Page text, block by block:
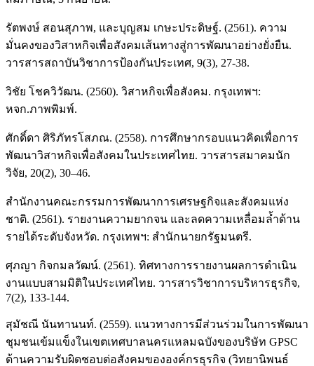
รัตพงษ์ สอนสุภาพ, และบุญสม เกษะประดิษฐ์. (2561). ความ
มั่นคงของวิสาหกิจเพื่อสังคมเส้นทางสู่การพัฒนาอย่างยั่งยืน.
วารสารสถาบันวิชาการป้องกันประเทศ, 9(3), 27-38.
วิชัย โชควิวัฒน. (2560). วิสาหกิจเพื่อสังคม. กรุงเทพฯ:
หจก.ภาพพิมพ์.
ศักดิ์ดา ศิริภัทรโสภณ. (2558). การศึกษากรอบแนวคิดเพื่อการ
พัฒนาวิสาหกิจเพื่อสังคมในประเทศไทย. วารสารสมาคมนัก
วิจัย, 20(2), 30–46.
สำนักงานคณะกรรมการพัฒนาการเศรษฐกิจและสังคมแห่ง
ชาติ. (2561). รายงานความยากจน และลดความเหลื่อมล้ำด้าน
รายได้ระดับจังหวัด. กรุงเทพฯ: สำนักนายกรัฐมนตรี.
ศุภญา กิจกมลวัฒน์. (2561). ทิศทางการรายงานผลการดำเนิน
งานแบบสามมิติในประเทศไทย. วารสารวิชาการบริหารธุรกิจ,
7(2), 133-144.
สุมัชณี นันทานนท์. (2559). แนวทางการมีส่วนร่วมในการพัฒนา
ชุมชนเข้มแข็งในเขตเทศบาลนครแหลมฉบังของบริษัท GPSC
ด้านความรับผิดชอบต่อสังคมขององค์กรธุรกิจ (วิทยานิพนธ์